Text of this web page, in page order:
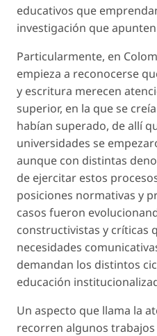
educativos que
investigación que
Particularmente, en
empieza a reconocerse
y escritura merecen
superior, en la que se
habían superado, de allí
universidades se
aunque con distintas
de ejercitar estos
posiciones normativas y
casos fueron
constructivistas y críticas
necesidades
demandan los distintos
educación
Un aspecto que llama la
recorren algunos